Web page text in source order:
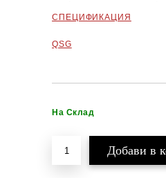
СПЕЦИФИКАЦИЯ
QSG
На Склад